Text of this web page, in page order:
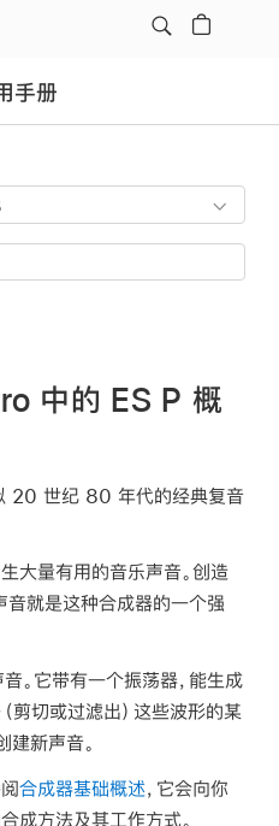
手册
中的 ES P 概
20 世纪 80 年代的经典复音
大量有用的音乐声音。创造
就是这种合成器的一个强
。它带有一个振荡器，能生成
（剪切或过滤出）这些波形的某
建新声音。
合成器基础概述，它会向你
成方法及其工作方式。